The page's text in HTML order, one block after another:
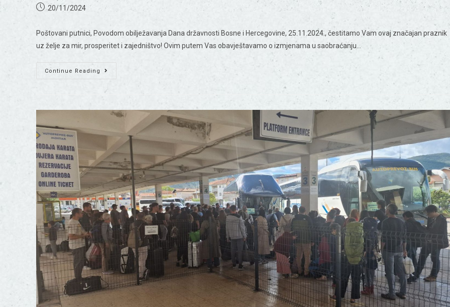
20/11/2024
Poštovani putnici, Povodom obilježavanja Dana državnosti Bosne i Hercegovine, 25.11.2024., čestitamo Vam ovaj značajan praznik
uz želje za mir, prosperitet i zajedništvo! Ovim putem Vas obavještavamo o izmjenama u saobraćanju…
Continue Reading